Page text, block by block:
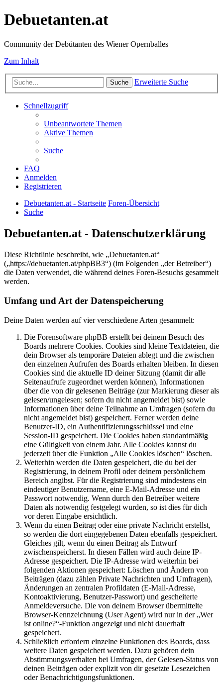
Debuetanten.at
Community der Debütanten des Wiener Opernballes
Zum Inhalt
Suche Erweiterte Suche
Schnellzugriff
Unbeantwortete Themen
Aktive Themen
Suche
FAQ
Anmelden
Registrieren
Debuetanten.at - Startseite Foren-Übersicht
Suche
Debuetanten.at - Datenschutzerklärung
Diese Richtlinie beschreibt, wie „Debuetanten.at“
(„https://debuetanten.at/phpBB3“) (im Folgenden „der Betreiber“)
die Daten verwendet, die während deines Foren-Besuchs gesammelt
werden.
Umfang und Art der Datenspeicherung
Deine Daten werden auf vier verschiedene Arten gesammelt:
Die Forensoftware phpBB erstellt bei deinem Besuch des
Boards mehrere Cookies. Cookies sind kleine Textdateien, die
dein Browser als temporäre Dateien ablegt und die zwischen
den einzelnen Aufrufen des Boards erhalten bleiben. In diesen
Cookies sind die aktuelle ID deiner Sitzung (damit dir alle
Seitenaufrufe zugeordnet werden können), Informationen
über die von dir gelesenen Beiträge (zur Markierung dieser als
gelesen/ungelesen; sofern du nicht angemeldet bist) sowie
Informationen über deine Teilnahme an Umfragen (sofern du
nicht angemeldet bist) gespeichert. Ferner werden deine
Benutzer-ID, ein Authentifizierungsschlüssel und eine
Session-ID gespeichert. Die Cookies haben standardmäßig
eine Gültigkeit von einem Jahr. Alle Cookies kannst du
jederzeit über die Funktion „Alle Cookies löschen“ löschen.
Weiterhin werden die Daten gespeichert, die du bei der
Registrierung, in deinem Profil oder deinem persönlichem
Bereich angibst. Für die Registrierung sind mindestens ein
eindeutiger Benutzername, eine E-Mail-Adresse und ein
Passwort notwendig. Wenn durch den Betreiber weitere
Daten als notwendig festgelegt wurden, so ist dies für dich
vor deren Eingabe ersichtlich.
Wenn du einen Beitrag oder eine private Nachricht erstellst,
so werden die dort eingegebenen Daten ebenfalls gespeichert.
Gleiches gilt, wenn du einen Beitrag als Entwurf
zwischenspeicherst. In diesen Fällen wird auch deine IP-
Adresse gespeichert. Die IP-Adresse wird weiterhin bei
folgenden Aktionen gespeichert: Löschen und Ändern von
Beiträgen (dazu zählen Private Nachrichten und Umfragen),
Änderungen an zentralen Profildaten (E-Mail-Adresse,
Kontoaktivierung, Benutzer-Passwort) und gescheiterte
Anmeldeversuche. Die von deinem Browser übermittelte
Browser-Kennzeichnung (User Agent) wird nur in der „Wer
ist online?“-Funktion angezeigt und nicht dauerhaft
gespeichert.
Schließlich erfordern einzelne Funktionen des Boards, dass
weitere Daten gespeichert werden. Dazu gehören dein
Abstimmungsverhalten bei Umfragen, der Gelesen-Status von
deinen Beiträgen oder explizit von dir gesetzte Lesezeichen
oder Benachrichtigungsfunktionen.